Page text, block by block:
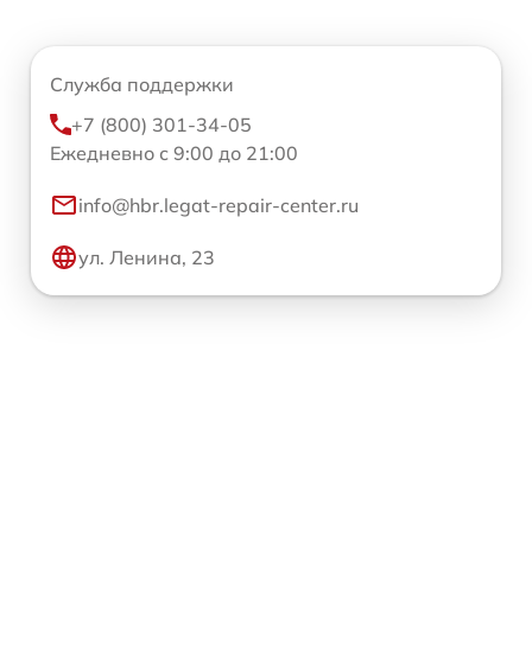
Служба поддержки
+7 (800) 301-34-05
Ежедневно с 9:00 до 21:00
info@hbr.legat-repair-center.ru
ул. Ленина, 23